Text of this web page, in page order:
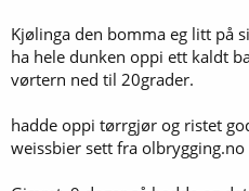
Kjølinga den bomma eg litt på
ha hele dunken oppi ett kaldt
vørtern ned til 20grader.
hadde oppi tørrgjør og ristet
weissbier sett fra olbrygging.no